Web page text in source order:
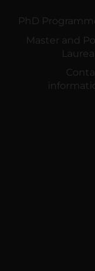
PhD
Master and